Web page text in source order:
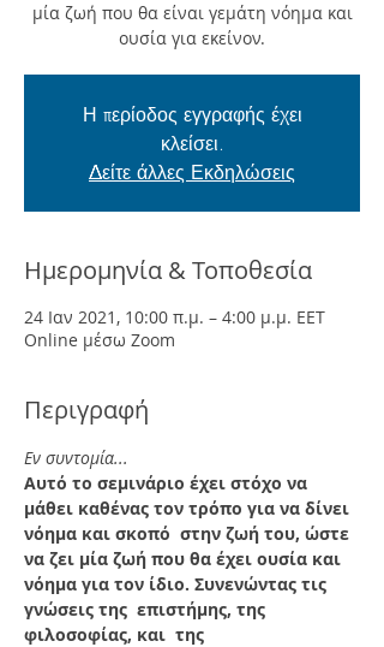
μία ζωή που θα είναι γεμάτη νόημα και
ουσία για εκείνον.
Η περίοδος εγγραφής έχει
κλείσει.
Δείτε άλλες Εκδηλώσεις
Ημερομηνία & Τοποθεσία
24 Ιαν 2021, 10:00 π.μ. – 4:00 μ.μ. EET
Online μέσω Zoom
Περιγραφή
Εν συντομία...
Αυτό το σεμινάριο έχει στόχο να
μάθει καθένας τον τρόπο για να δίνει
νόημα και σκοπό  στην ζωή του, ώστε
να ζει μία ζωή που θα έχει ουσία και
νόημα για τον ίδιο. Συνενώντας τις
γνώσεις της  επιστήμης, της
φιλοσοφίας, και  της